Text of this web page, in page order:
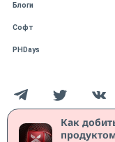
Как
Блоги
Софт
PHDays